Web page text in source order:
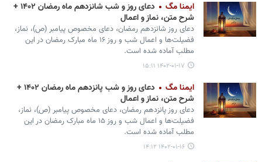
ایمنا مگ
دعای روز و شب شانزدهم ماه رمضان ۱۴۰۲ +
شرح متن، نماز و اعمال
دعای روز شانزدهم رمضان، دعای مخصوص پیامبر (ص)، نماز،
فضیلت‌ها و اعمال شب و روز ۱۶ ماه مبارک رمضان در این
مطلب آماده شده است.
۱۴۰۲-۰۱-۱۷ ۱۵:۱۱
ایمنا مگ
دعای روز و شب پانزدهم ماه رمضان ۱۴۰۲ +
شرح متن، نماز و اعمال
دعای روز پانزدهم رمضان، دعای مخصوص پیامبر (ص)، نماز،
فضیلت‌ها و اعمال شب و روز ۱۵ ماه مبارک رمضان در این
مطلب آماده شده است.
۱۴۰۲-۰۱-۱۶ ۱۴:۱۲